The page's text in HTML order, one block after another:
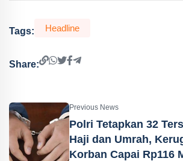
Tags: Headline
Share:
Previous News
Polri Tetapkan 32
Haji dan Umrah,
Korban Capai Rp116